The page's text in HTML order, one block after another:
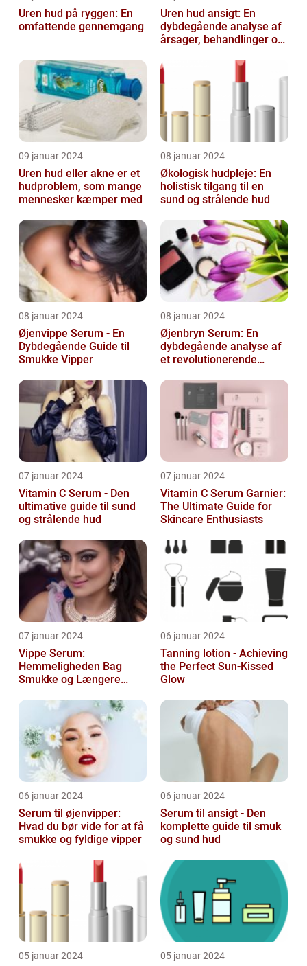
Uren hud på ryggen: En
omfattende gennemgang
Uren hud ansigt: En
dybdegående analyse af
årsager, behandlinger og
09 januar 2024
Uren hud eller akne er et
hudproblem, som mange
mennesker kæmper med
08 januar 2024
Økologisk hudpleje: En
holistisk tilgang til en
sund og strålende hud
08 januar 2024
Øjenvippe Serum - En
Dybdegående Guide til
Smukke Vipper
08 januar 2024
Øjenbryn Serum: En
dybdegående analyse af
et revolutionerende
07 januar 2024
Vitamin C Serum - Den
ultimative guide til sund
og strålende hud
07 januar 2024
Vitamin C Serum Garnier:
The Ultimate Guide for
Skincare Enthusiasts
07 januar 2024
Vippe Serum:
Hemmeligheden Bag
Smukke og Længere
06 januar 2024
Tanning lotion - Achieving
the Perfect Sun-Kissed
Glow
06 januar 2024
Serum til øjenvipper:
Hvad du bør vide for at få
smukke og fyldige vipper
06 januar 2024
Serum til ansigt - Den
komplette guide til smuk
og sund hud
05 januar 2024 05 januar 2024